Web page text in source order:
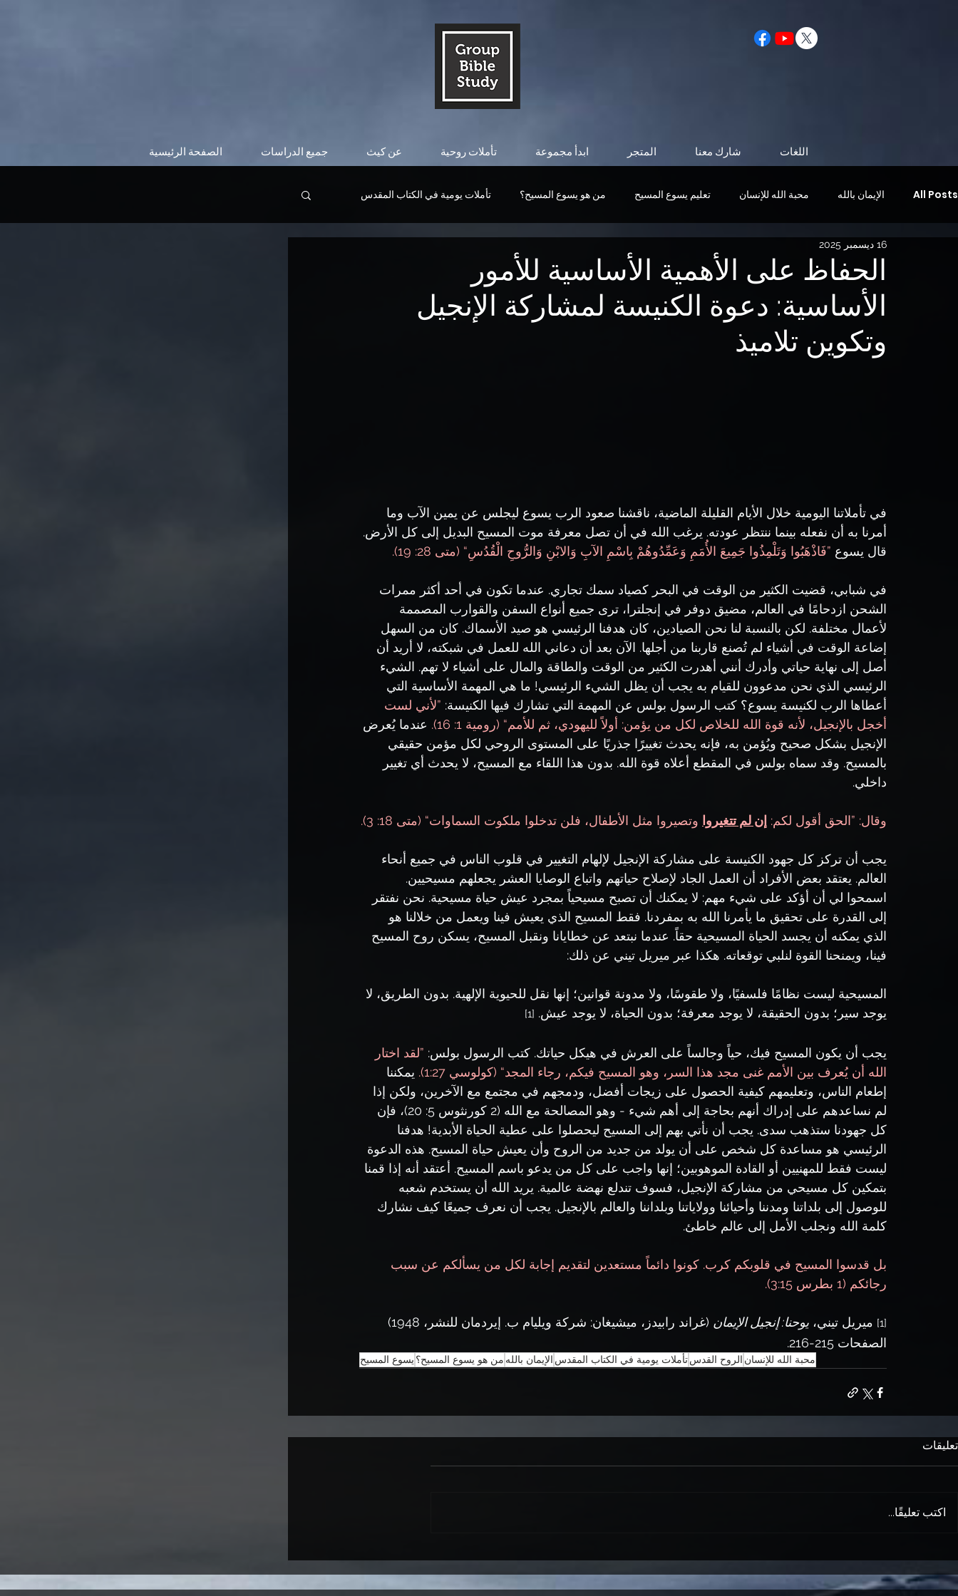
الصفحة الرئيسية جميع الدراسات عن كيث تأملات روحية ابدأ مجموعة المتجر شارك معنا اللغات
All Posts الإيمان بالله محبة الله للإنسان تعليم يسوع المسيح من هو يسوع المسيح؟ تأملات يومية في الكتاب المقدس
الحياة بعد الموت شخصية تشبه المسيح مجيء المسيح قوة المسيح من هو يسوع المسيح؟
الحفاظ على الأهمية الأساسية للأمور
الأساسية: دعوة الكنيسة لمشاركة الإنجيل
وتكوين تلاميذ
16 ديسمبر 2025
في تأملاتنا اليومية خلال الأيام القليلة الماضية، ناقشنا صعود الرب يسوع ليجلس عن يمين الآب وما
أمرنا به أن نفعله بينما ننتظر عودته. يرغب الله في أن تصل معرفة موت المسيح البديل إلى كل الأرض.
قال يسوع ”فَاذْهَبُوا وَتَلْمِذُوا جَمِيعَ الأُمَمِ وَعَمِّدُوهُمْ بِاسْمِ الآبِ وَالابْنِ وَالرُّوحِ الْقُدُسِ“ (متى 28: 19).
في شبابي، قضيت الكثير من الوقت في البحر كصياد سمك تجاري. عندما تكون في أحد أكثر ممرات
الشحن ازدحامًا في العالم، مضيق دوفر في إنجلترا، ترى جميع أنواع السفن والقوارب المصممة
لأعمال مختلفة. لكن بالنسبة لنا نحن الصيادين، كان هدفنا الرئيسي هو صيد الأسماك. كان من السهل
إضاعة الوقت في أشياء لم تُصنع قاربنا من أجلها. الآن بعد أن دعاني الله للعمل في شبكته، لا أريد أن
أصل إلى نهاية حياتي وأدرك أنني أهدرت الكثير من الوقت والطاقة والمال على أشياء لا تهم. الشيء
الرئيسي الذي نحن مدعوون للقيام به يجب أن يظل الشيء الرئيسي! ما هي المهمة الأساسية التي
أعطاها الرب لكنيسة يسوع؟ كتب الرسول بولس عن المهمة التي تشارك فيها الكنيسة: ”لأني لست
أخجل بالإنجيل، لأنه قوة الله للخلاص لكل من يؤمن: أولاً لليهودي، ثم للأمم“ (رومية 1: 16).
عندما يُعرض
الإنجيل بشكل صحيح ويُؤمن به، فإنه يحدث تغييرًا جذريًا على المستوى الروحي لكل مؤمن حقيقي
بالمسيح. وقد سماه بولس في المقطع أعلاه قوة الله. بدون هذا اللقاء مع المسيح، لا يحدث أي تغيير
داخلي.
وقال: ”الحق أقول لكم: إن لم تتغيروا وتصيروا مثل الأطفال، فلن تدخلوا ملكوت السماوات“ (متى 18: 3).
يجب أن تركز كل جهود الكنيسة على مشاركة الإنجيل لإلهام التغيير في قلوب الناس في جميع أنحاء
العالم. يعتقد بعض الأفراد أن العمل الجاد لإصلاح حياتهم واتباع الوصايا العشر يجعلهم مسيحيين.
اسمحوا لي أن أؤكد على شيء مهم: لا يمكنك أن تصبح مسيحياً بمجرد عيش حياة مسيحية. نحن نفتقر
إلى القدرة على تحقيق ما يأمرنا الله به بمفردنا. فقط المسيح الذي يعيش فينا ويعمل من خلالنا هو
الذي يمكنه أن يجسد الحياة المسيحية حقاً. عندما نبتعد عن خطايانا ونقبل المسيح، يسكن روح المسيح
فينا، ويمنحنا القوة لنلبي توقعاته. هكذا عبر ميريل تيني عن ذلك:
المسيحية ليست نظامًا فلسفيًا، ولا طقوسًا، ولا مدونة قوانين؛ إنها نقل للحيوية الإلهية. بدون الطريق، لا
يوجد سير؛ بدون الحقيقة، لا يوجد معرفة؛ بدون الحياة، لا يوجد عيش. [1]
يجب أن يكون المسيح فيك، حياً وجالساً على العرش في هيكل حياتك. كتب الرسول بولس: ”لقد اختار
الله أن يُعرف بين الأمم غنى مجد هذا السر، وهو المسيح فيكم، رجاء المجد“ (كولوسي 1:27).
يمكننا
إطعام الناس، وتعليمهم كيفية الحصول على زيجات أفضل، ودمجهم في مجتمع مع الآخرين، ولكن إذا
لم نساعدهم على إدراك أنهم بحاجة إلى أهم شيء - وهو المصالحة مع الله (2 كورنثوس 5: 20)، فإن
كل جهودنا ستذهب سدى. يجب أن نأتي بهم إلى المسيح ليحصلوا على عطية الحياة الأبدية! هدفنا
الرئيسي هو مساعدة كل شخص على أن يولد من جديد من الروح وأن يعيش حياة المسيح. هذه الدعوة
ليست فقط للمهنيين أو القادة الموهوبين؛ إنها واجب على كل من يدعو باسم المسيح. أعتقد أنه إذا قمنا
بتمكين كل مسيحي من مشاركة الإنجيل، فسوف تندلع نهضة عالمية. يريد الله أن يستخدم شعبه
للوصول إلى بلداتنا ومدننا وأحيائنا وولاياتنا وبلداننا والعالم بالإنجيل. يجب أن نعرف جميعًا كيف نشارك
كلمة الله ونجلب الأمل إلى عالم خاطئ.
بل قدسوا المسيح في قلوبكم كرب. كونوا دائماً مستعدين لتقديم إجابة لكل من يسألكم عن سبب
رجائكم (1 بطرس 3:15).
[1] ميريل تيني، يوحنا: إنجيل الإيمان
(غراند رابيدز، ميشيغان: شركة ويليام ب. إيردمان للنشر، 1948)
الصفحات 215-216.
محبة الله للإنسان الروح القدستأملات يومية في الكتاب المقدس الإيمان بالله من هو يسوع المسيح؟ يسوع المسيح
تعليقات
اكتب تعليقًا...